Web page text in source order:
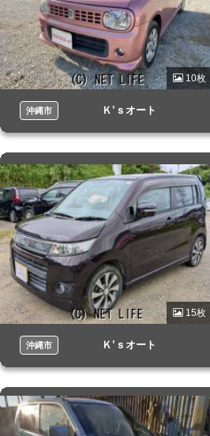
10枚
沖縄市 Ｋ’ｓオート
15枚
沖縄市 Ｋ’ｓオート